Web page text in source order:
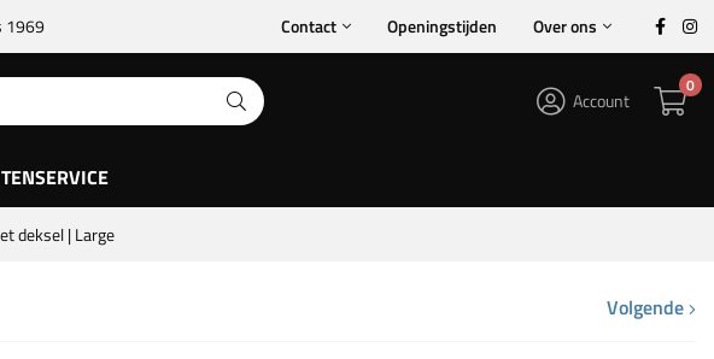
1969 Contact Openingstijden Over ons
0
Account
deksel | Large
Volgende